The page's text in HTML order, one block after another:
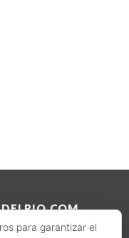
RESERVADOS.
para garantizar el